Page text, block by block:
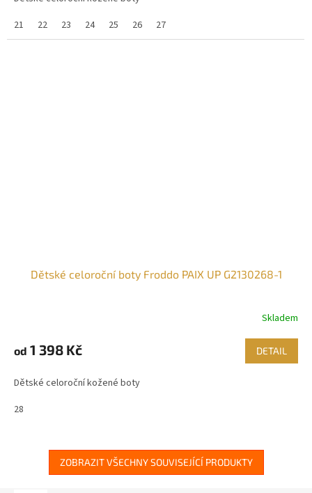
21
22 23 24 25 26 27
Dětské celoroční boty Froddo PAIX UP G2130268-1
Skladem
od 1 398 Kč DETAIL
Dětské celoroční kožené boty
28
ZOBRAZIT VŠECHNY SOUVISEJÍCÍ PRODUKTY